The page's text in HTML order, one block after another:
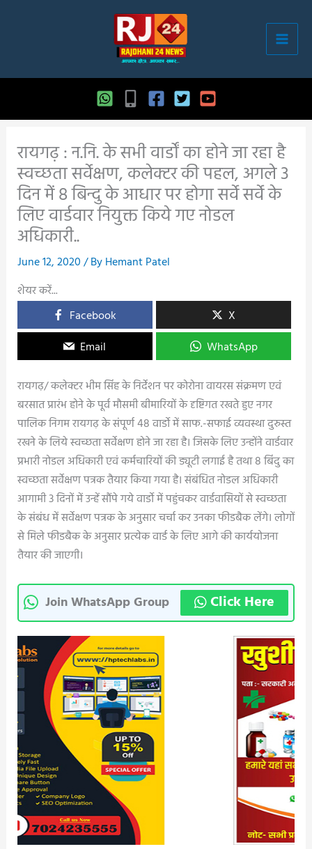
रायगढ़ : न.नि. के सभी वार्डों का होने जा रहा है
स्वच्छता सर्वेक्षण, कलेक्टर की पहल, अगले 3
दिन में 8 बिन्दु के आधार पर होगा सर्वे सर्वे के
लिए वार्डवार नियुक्त किये गए नोडल
अधिकारी..
June 12, 2020/ ByHemant Patel
शेयर करें...
Facebook
X
Email
WhatsApp
रायगढ़/ कलेक्टर भीम सिंह के निर्देशन पर कोरोना वायरस संक्रमण एवं
बरसात प्रारंभ होने के पूर्व मौसमी बीमारियों के दृष्टिगत रखते हुए नगर
पालिक निगम रायगढ़ के संपूर्ण 48 वार्डो में साफ.-सफाई व्यवस्था दुरुस्त
रखने के लिये स्वच्छता सर्वेक्षण होने जा रहा है। जिसके लिए उन्होंने वार्डवार
प्रभारी नोडल अधिकारी एवं कर्मचारियों की ड्यूटी लगाई है तथा 8 बिंदु का
स्वच्छता सर्वेक्षण पत्रक तैयार किया गया है। संबंधित नोडल अधिकारी
आगामी 3 दिनों में उन्हें सौंपे गये वार्डो में पहुंचकर वार्डवासियों से स्वच्छता
के संबंध में सर्वेक्षण पत्रक के अनुसार चर्चा कर उनका फीडबैक लेंगे। लोगों
से मिले फीडबैक के अनुसार प्रत्येक वार्ड के लिए आगे की कार्ययोजना
तैयार की जाएगी।
Join WhatsApp Group Click Here